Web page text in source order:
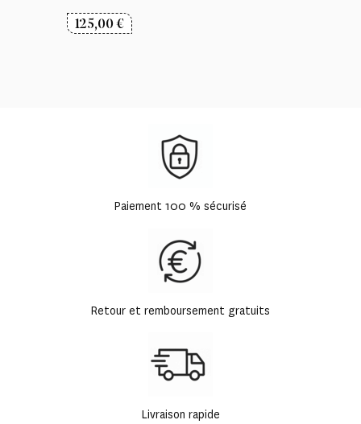
125,00€
Paiement 100 % sécurisé
Retour et remboursement gratuits
Livraison rapide